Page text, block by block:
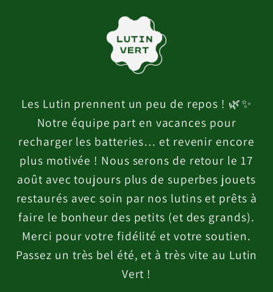
Les Lutin prennent un peu de repos ! 🌿✨
Notre équipe part en vacances pour
recharger les batteries… et revenir encore
plus motivée ! Nous serons de retour le 17
août avec toujours plus de superbes jouets
restaurés avec soin par nos lutins et prêts à
faire le bonheur des petits (et des grands).
Merci pour votre fidélité et votre soutien.
Passez un très bel été, et à très vite au Lutin
Vert !